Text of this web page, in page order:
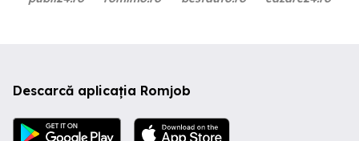
Descarcă aplicația Romjob